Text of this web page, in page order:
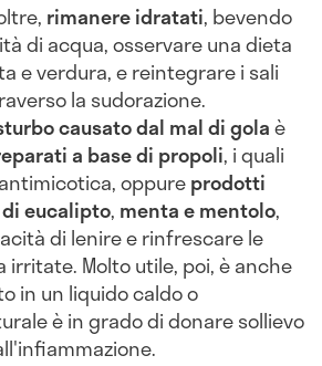
rimanere idratati, bevendo
di acqua, osservare una dieta
e verdura, e reintegrare i sali
la sudorazione.
causato dal mal di golaè
a base di propoli, i quali
oppureprodotti
eucalipto, menta e mentolo,
di lenire e rinfrescare le
irritate. Molto utile, poi, è anche
in un liquido caldo o
è in grado di donare sollievo